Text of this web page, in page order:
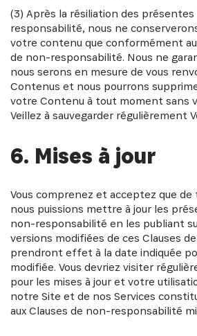
(3) Après la résiliation des
responsabilité, nous ne
votre contenu que conformément
de non-responsabilité. Nous ne
nous serons en mesure de vous
Contenus et nous pourrons
votre Contenu à tout moment sans
Veillez à sauvegarder régulièrement
6. Mises à jour
Vous comprenez et acceptez que
nous puissions mettre à jour les
non-responsabilité en les publiant
versions modifiées de ces Clauses
prendront effet à la date indiquée
modifiée. Vous devriez visiter
pour les mises à jour et votre
notre Site et de nos Services
aux Clauses de non-responsabilité